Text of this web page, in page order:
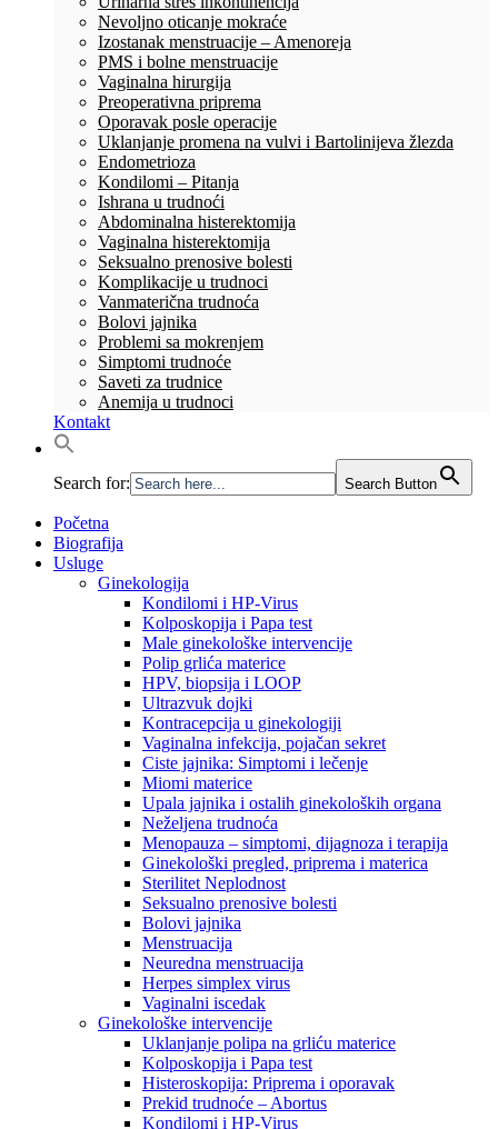
Nevoljno oticanje mokraće
Izostanak menstruacije – Amenoreja
PMS i bolne menstruacije
Vaginalna hirurgija
Preoperativna priprema
Oporavak posle operacije
Uklanjanje promena na vulvi i Bartolinijeva žlezda
Endometrioza
Kondilomi – Pitanja
Ishrana u trudnoći
Abdominalna histerektomija
Vaginalna histerektomija
Seksualno prenosive bolesti
Komplikacije u trudnoci
Vanmaterična trudnoća
Bolovi jajnika
Problemi sa mokrenjem
Simptomi trudnoće
Saveti za trudnice
Anemija u trudnoci
Kontakt
Search for: Search Button
Početna
Biografija
Usluge
Ginekologija
Kondilomi i HP-Virus
Kolposkopija i Papa test
Male ginekološke intervencije
Polip grlića materice
HPV, biopsija i LOOP
Ultrazvuk dojki
Kontracepcija u ginekologiji
Vaginalna infekcija, pojačan sekret
Ciste jajnika: Simptomi i lečenje
Miomi materice
Upala jajnika i ostalih ginekoloških organa
Neželjena trudnoća
Menopauza – simptomi, dijagnoza i terapija
Ginekološki pregled, priprema i materica
Sterilitet Neplodnost
Seksualno prenosive bolesti
Bolovi jajnika
Menstruacija
Neuredna menstruacija
Herpes simplex virus
Vaginalni iscedak
Ginekološke intervencije
Uklanjanje polipa na grliću materice
Kolposkopija i Papa test
Histeroskopija: Priprema i oporavak
Prekid trudnoće – Abortus
Kondilomi i HP-Virus